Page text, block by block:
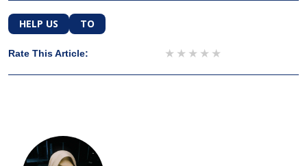
HELP US TO
Rate This Article: 4 stars
3 stars
2 stars
1 star